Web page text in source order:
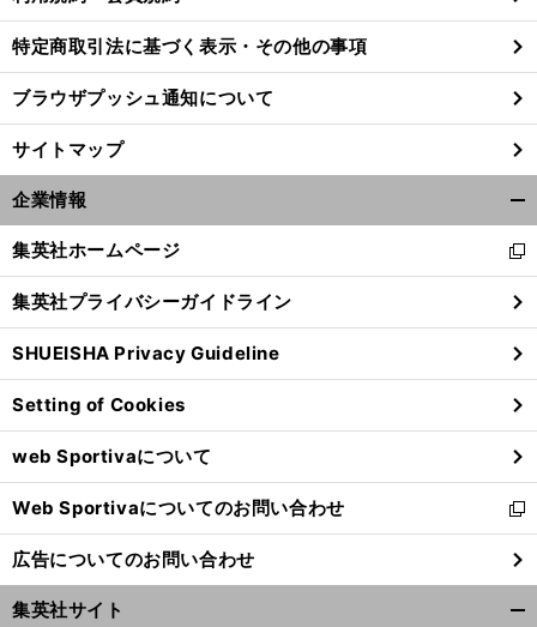
特定商取引法に基づく表示・その他の事項
ブラウザプッシュ通知について
サイトマップ
企業情報
閉
る
集英社ホームページ
新
し
い
ウ
ィ
ン
ド
ウ
で
開
く
集英社プライバシーガイドライン
SHUEISHA Privacy Guideline
Setting of Cookies
web Sportivaについて
Web Sportivaについてのお問い合わせ
新
し
い
ウ
ィ
広告についてのお問い合わせ
集英社サイト